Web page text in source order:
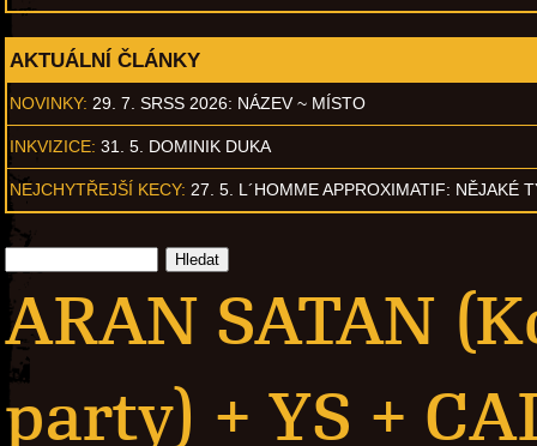
AKTUÁLNÍ ČLÁNKY
NOVINKY: 29. 7. SRSS 2026: NÁZEV ~ MÍSTO
INKVIZICE: 31. 5. DOMINIK DUKA
NEJCHYTŘEJŠÍ KECY: 27. 5. L´HOMME APPROXIMATIF: NĚJAKÉ
ARAN SATAN
party) + YS +